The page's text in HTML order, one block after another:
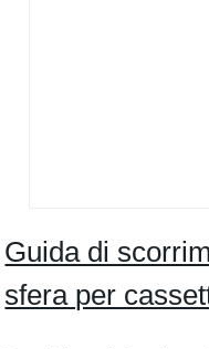
Guida di
sfera per